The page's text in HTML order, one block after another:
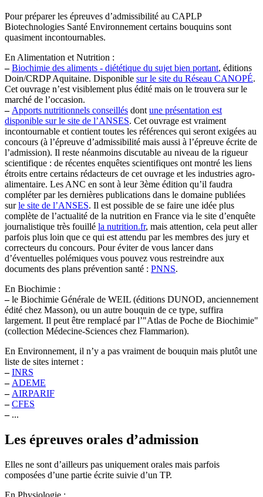
Pour préparer les épreuves d’admissibilité au CAPLP
Biotechnologies Santé Environnement certains bouquins sont
quasiment incontournables.
En Alimentation et Nutrition :
– Biochimie des aliments - diététique du sujet bien portant, éditions
Doin/CRDP Aquitaine. Disponible sur le site du Réseau CANOPÉ.
Cet ouvrage n’est visiblement plus édité mais on le trouvera sur le
marché de l’occasion.
– Apports nutritionnels conseillés dont une présentation est
disponible sur le site de l’ANSES. Cet ouvrage est vraiment
incontournable et contient toutes les références qui seront exigées au
concours (à l’épreuve d’admissibilité mais aussi à l’épreuve écrite de
l’admission). Il reste néanmoins discutable au niveau de la rigueur
scientifique : de récentes enquêtes scientifiques ont montré les liens
étroits entre certains rédacteurs de cet ouvrage et les industries agro-
alimentaire. Les ANC en sont à leur 3ème édition qu’il faudra
compléter par les dernières publications dans le domaine publiées
surle site de l’ANSES. Il est possible de se faire une idée plus
complète de l’actualité de la nutrition en France via le site d’enquête
journalistique très fouillé la nutrition.fr, mais attention, cela peut aller
parfois plus loin que ce qui est attendu par les membres des jury et
correcteurs du concours. Pour éviter de vous lancer dans
d’éventuelles polémiques vous pouvez vous restreindre aux
documents des plans prévention santé : PNNS.
En Biochimie :
–le Biochimie Générale de WEIL (éditions DUNOD, anciennement
édité chez Masson), ou un autre bouquin de ce type, suffira
largement. Il peut être remplacé par l’"Atlas de Poche de Biochimie"
(collection Médecine-Sciences chez Flammarion).
En Environnement, il n’y a pas vraiment de bouquin mais plutôt une
liste de sites internet :
– INRS
– ADEME
– AIRPARIF
– CFES
–...
Les épreuves orales d’admission
Elles ne sont d’ailleurs pas uniquement orales mais parfois
composées d’une partie écrite suivie d’un TP.
En Physiologie :